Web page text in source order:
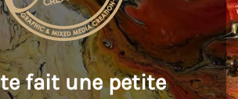
fait une petite